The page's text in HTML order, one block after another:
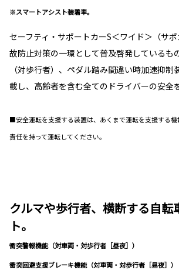
※スマートアシスト装着車。
セーフティ・サポートカーS＜ワイド＞（サ
故防止対策の一環として普及啓発しているも
（対歩行者）、ペダル踏み間違い時加速抑
載し、高齢者を含む全てのドライバーの安全
■安全運転を支援する装置は、あくまで運転を支援する
責任を持って運転してください。
クルマや歩行者、横断する自
ト。
衝突警報機能（対車両・対歩行者［昼夜］）
衝突回避支援ブレーキ機能（対車両・対歩行者［昼夜］）